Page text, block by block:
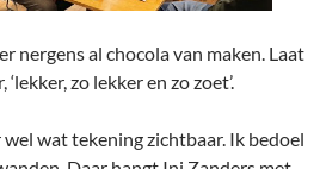
nergens al chocola van maken. Laat
zo lekker en zo zoet’.
wat tekening zichtbaar. Ik bedoel